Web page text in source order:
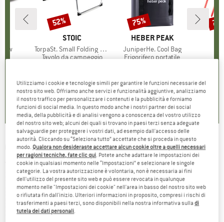
di prodotti
MARCHIO
STOIC
Articolo
TorpaSt. Small Folding Table
Gruppo di prodotti
Tavolo da campeggio
4,1(17)
Sconto
52%
MARCHIO
HEBER PEAK
Articolo
JuniperHe. Cool Bag
Gruppo di prodotti
Frigorifero portatile
5,0(3)
Sconto
75%
OUTWELL -Fulmar 30 - Frigorifero portatile
(0)
Utilizziamo i cookie e tecnologie simili per garantire le funzioni necessarie del
nostro sito web. Offriamo anche servizi e funzionalità aggiuntive, analizziamo
il nostro traffico per personalizzare i contenuti e la pubblicità e forniamo
funzioni di social media. In questo modo anche i nostri partner dei social
media, della pubblicità e di analisi vengono a conoscenza del vostro utilizzo
del nostro sito web; alcuni dei quali si trovano in paesi terzi senza adeguate
salvaguardie per proteggere i vostri dati, ad esempio dall'accesso delle
autorità. Cliccando su “Seleziona tutto” accettate che si proceda in questo
modo. Qualora non desideraste accettare alcun cookie oltre a quelli necessari
per ragioni tecniche, fate clic qui . Potete anche adattare le impostazioni dei
cookie in qualsiasi momento nelle “Impostazioni” e selezionare le singole
categorie. La vostra autorizzazione è volontaria, non è necessaria ai fini
dell'utilizzo del presente sito web e può essere revocata in qualunque
momento nelle "Impostazioni dei cookie" nell'area in basso del nostro sito web
o rifiutata fin dall'inizio. Ulteriori informazioni in proposito, compresi i rischi di
trasferimenti a paesi terzi, sono disponibili nella nostra informativa sulladi
tutela dei dati personali